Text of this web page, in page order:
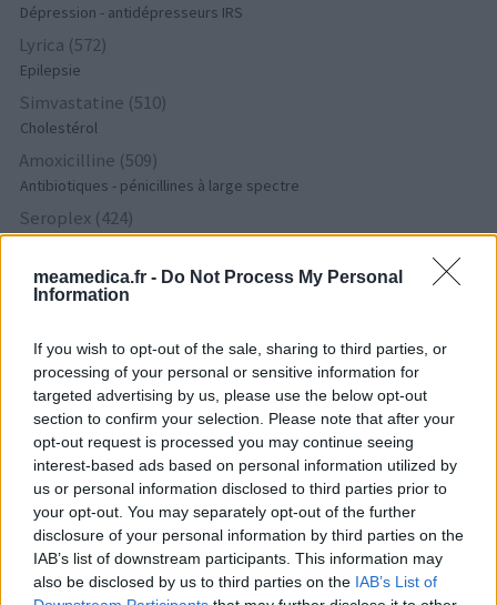
meamedica.fr - Do Not Process My Personal
Information
If you wish to opt-out of the sale, sharing to third parties, or
processing of your personal or sensitive information for
targeted advertising by us, please use the below opt-out
section to confirm your selection. Please note that after your
opt-out request is processed you may continue seeing
interest-based ads based on personal information utilized by
us or personal information disclosed to third parties prior to
your opt-out. You may separately opt-out of the further
disclosure of your personal information by third parties on the
IAB’s list of downstream participants. This information may
also be disclosed by us to third parties on the IAB’s List of
Dépression - antidépresseurs IRS
Lyrica (572)
Epilepsie
Simvastatine (510)
Cholestérol
Amoxicilline (509)
Antibiotiques - pénicillines à large spectre
Seroplex (424)
Dépression - antidépresseurs IRS
Cymbalta (418)
Dépression - antidépresseurs autre
Cancer - hormones et antihormones
Crestor (366)
Cholestérol
Deroxat (366)
Dépression - antidépresseurs IRS
Citalopram (358)
Dépression - antidépresseurs IRS
Metformine (357)
Diabètes - médicaments oraux